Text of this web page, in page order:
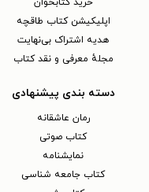
خرید کتابخوان
اپلیکیشن کتاب طاقچه
هدیه اشتراک بی‌نهایت
مجلهٔ معرفی و نقد کتاب
دسته بندی پیشنهادی
رمان عاشقانه
کتاب‌ صوتی
نمایشنامه
کتاب جامعه شناسی